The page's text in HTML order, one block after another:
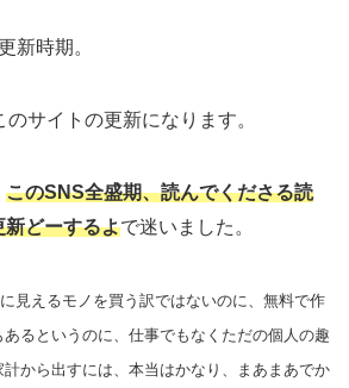
新時期。
サイトの更新になります。
このSNS全盛期、読んでくださる読
新どーするよで迷いました。
見えるモノを買う訳ではないのに、無料で作
あるというのに、仕事でもなくただの個人の趣
から出すには、本当はかなり、まあまあでか